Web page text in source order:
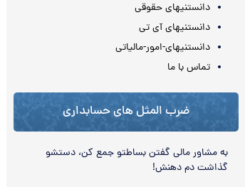
دانستنیهای حقوقی
دانستنیهای آی تی
دانستنیهای-امور-مالیاتی
تماس با ما
ضرب المثل های حسابداری
به مشاور مالی گفتن بساطتو جمع كن، دستشو
گذاشت دم دهنش!